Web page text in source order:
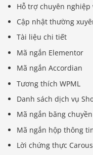
Hỗ trợ chuyên
Cập nhật thường
Tài liệu chi tiết
Mã ngắn Elementor
Mã ngắn Accordian
Tương thích WPML
Danh sách dịch vụ
Mã ngắn băng
Mã ngắn hộp thông
Lời chứng thực